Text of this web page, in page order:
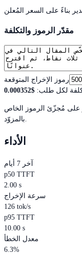
بناءً على السعر المُعلن
مقدّر الرموز والتكلفة
رموز الإخراج المتوقعة
لكل طلب:
$0.000352
على مُجزّئ الرموز الخاص
بالمزوّد.
الأداء
آخر 7 أيام
p50 TTFT
2.00 s
سرعة الإخراج
126 tok/s
p95 TTFT
10.00 s
معدل الخطأ
6.3%